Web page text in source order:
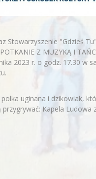
Stowarzyszenie "Gdzieś Tu"
Z MUZYKĄ I
2023 r. o godz. 17.30 w
uginana i dzikowiak,
Kapela Ludowa